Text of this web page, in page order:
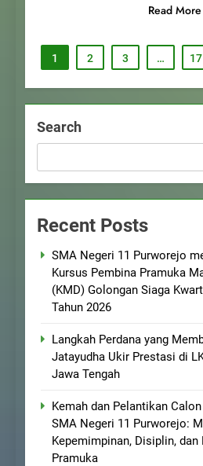
Read More
1 2 3 … 17
Search
Recent Posts
SMA Negeri 11 Purworejo
Kursus Pembina Pramuka
(KMD) Golongan Siaga
Tahun 2026
Langkah Perdana yang
Jatayudha Ukir Prestasi di
Jawa Tengah
Kemah dan Pelantikan
SMA Negeri 11 Purworejo:
Kepemimpinan, Disiplin, dan
Pramuka